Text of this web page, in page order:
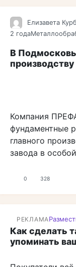
Елизавета
2 года
В
Компания
фундаментные
главного
завода в
0 328
РЕКЛАМА
Как сделать
упоминать